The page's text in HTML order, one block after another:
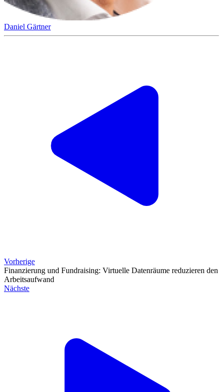
Daniel Gärtner
Vorherige
Finanzierung und Fundraising: Virtuelle Datenräume reduzieren den
Arbeitsaufwand
Nächste